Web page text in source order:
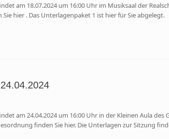
am 18.07.2024 um 16:00 Uhr im Musiksaal der
hier . Das Unterlagenpaket 1 ist hier für Sie abgelegt.
am 24.04.2024 um 16:00 Uhr in der Kleinen Aula
finden Sie hier. Die Unterlagen zur Sitzung